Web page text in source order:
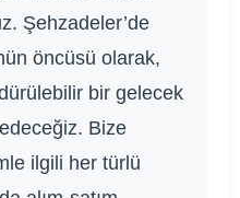
Şehzadeler’de
öncüsü olarak,
bir gelecek
Bize
ilgili her türlü